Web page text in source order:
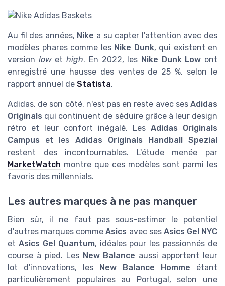
Au fil des années, Nike a su capter l'attention avec des
modèles phares comme les Nike Dunk, qui existent en
version lowethigh. En 2022, les Nike Dunk Low ont
enregistré une hausse des ventes de 25 %, selon le
rapport annuel de Statista.
Adidas, de son côté, n'est pas en reste avec ses Adidas
Originals qui continuent de séduire grâce à leur design
rétro et leur confort inégalé. Les Adidas Originals
Campus et les Adidas Originals Handball Spezial
restent des incontournables. L'étude menée par
MarketWatch montre que ces modèles sont parmi les
favoris des millennials.
Les autres marques à ne pas manquer
Bien sûr, il ne faut pas sous-estimer le potentiel
d'autres marques commeAsics avec ses Asics Gel NYC
et Asics Gel Quantum, idéales pour les passionnés de
course à pied. Les New Balance aussi apportent leur
lot d'innovations, les New Balance Homme étant
particulièrement populaires au Portugal, selon une